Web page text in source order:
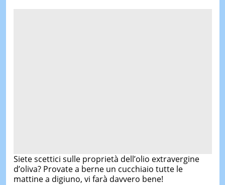
Siete scettici sulle proprietà dell’olio extravergine
d’oliva? Provate a berne un cucchiaio tutte le
mattine a digiuno, vi farà davvero bene!